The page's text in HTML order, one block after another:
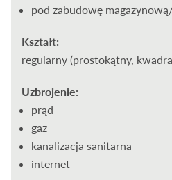
pod zabudowę
Kształt:
regularny (prostokątny,
Uzbrojenie:
prąd
gaz
kanalizacja sanitarna
internet